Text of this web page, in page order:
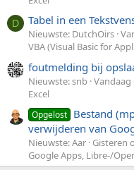
D Tabel in een
Nieuwste: DutchOirs
VBA (Visual Basic for
foutmelding bij
Nieuwste: snb Vandaag
Excel
Opgelost Bestand
verwijderen van
Nieuwste: Aar Gisteren
Google Apps, Libre-/